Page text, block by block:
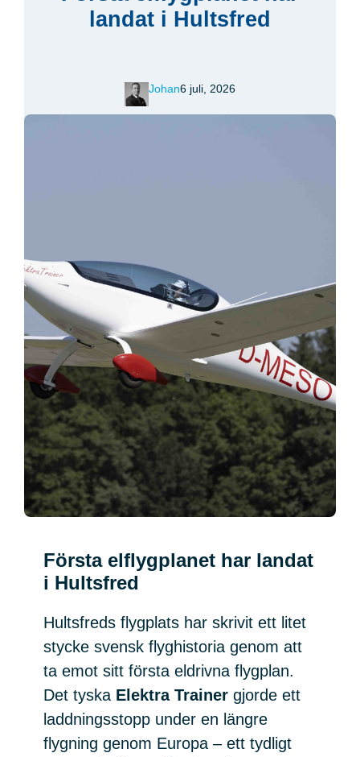
landat i Hultsfred
Johan6 juli, 2026
Första elflygplanet har landat
i Hultsfred
Hultsfreds flygplats har skrivit ett litet
stycke svensk flyghistoria genom att
ta emot sitt första eldrivna flygplan.
Det tyska Elektra Trainer gjorde ett
laddningsstopp under en längre
flygning genom Europa – ett tydligt